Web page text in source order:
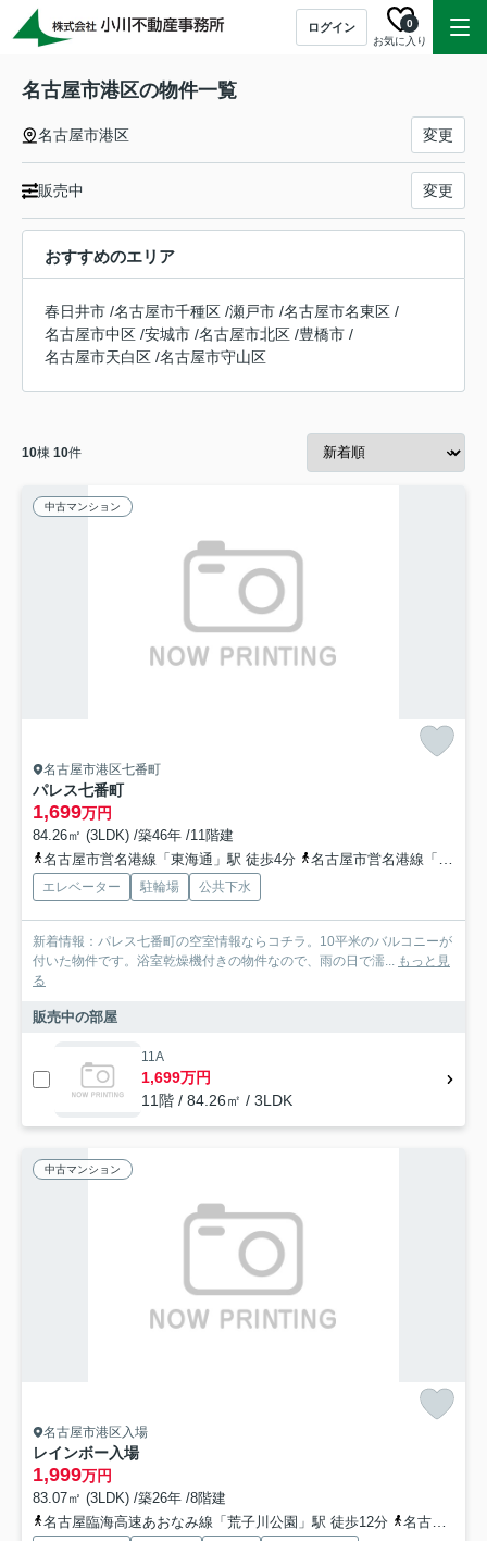
ログイン
お気に入り
0
名古屋市港区の物件一覧
名古屋市港区 変更
販売中 変更
おすすめのエリア
春日井市 /名古屋市千種区 /瀬戸市 /名古屋市名東区 /
名古屋市中区 /安城市 /名古屋市北区 /豊橋市 /
名古屋市天白区 /名古屋市守山区
10棟 10件
中古マンション
名古屋市港区七番町
パレス七番町
1,699万円
84.26㎡ (3LDK) /築46年 /11階建
名古屋市営名港線「東海通」駅 徒歩4分
名古屋市営名港線「六番町」駅 徒歩11分
エレベーター 駐輪場 公共下水
新着情報：パレス七番町の空室情報ならコチラ。10平米のバルコニーが
付いた物件です。浴室乾燥機付きの物件なので、雨の日で濡... もっと見
る
販売中の部屋
11A
1,699万円
11階 / 84.26㎡ / 3LDK
中古マンション
名古屋市港区入場
レインボー入場
1,999万円
83.07㎡ (3LDK) /築26年 /8階建
名古屋臨海高速あおなみ線「荒子川公園」駅 徒歩12分
名古屋臨海高速あおなみ線「港北」駅 徒歩19分